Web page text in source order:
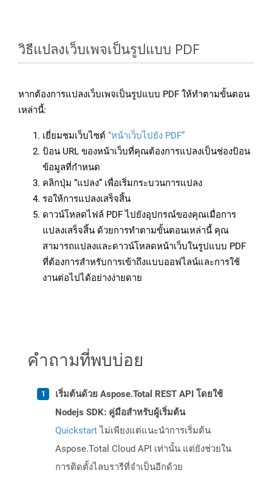
วิธีแปลงเว็บเพจเป็นรูปแบบ PDF
หากต้องการแปลงเว็บเพจเป็นรูปแบบ PDF ให้ทำตามขั้นตอน
เหล่านี้:
เยี่ยมชมเว็บไซต์ “หน้าเว็บไปยัง PDF”
ป้อน URL ของหน้าเว็บที่คุณต้องการแปลงเป็นช่องป้อน
ข้อมูลที่กำหนด
คลิกปุ่ม “แปลง” เพื่อเริ่มกระบวนการแปลง
รอให้การแปลงเสร็จสิ้น
ดาวน์โหลดไฟล์ PDF ไปยังอุปกรณ์ของคุณเมื่อการ
แปลงเสร็จสิ้น ด้วยการทำตามขั้นตอนเหล่านี้ คุณ
สามารถแปลงและดาวน์โหลดหน้าเว็บในรูปแบบ PDF
ที่ต้องการสำหรับการเข้าถึงแบบออฟไลน์และการใช้
งานต่อไปได้อย่างง่ายดาย
คำถามที่พบบ่อย
เริ่มต้นด้วย Aspose.Total REST API โดยใช้
Nodejs SDK: คู่มือสำหรับผู้เริ่มต้น
Quickstartไม่เพียงแต่แนะนำการเริ่มต้น
Aspose.Total Cloud API เท่านั้น แต่ยังช่วยใน
การติดตั้งไลบรารีที่จำเป็นอีกด้วย